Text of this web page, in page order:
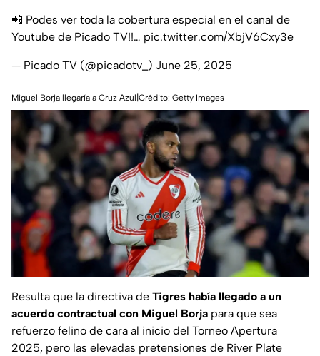
📲 Podes ver toda la cobertura especial en el canal de
Youtube de Picado TV!!… pic.twitter.com/XbjV6Cxy3e
— Picado TV (@picadotv_) June 25, 2025
Miguel Borja llegaría a Cruz Azul|Crédito: Getty Images
Resulta que la directiva de Tigres había llegado a un
acuerdo contractual con Miguel Borja para que sea
refuerzo felino de cara al inicio del Torneo Apertura
2025, pero las elevadas pretensiones de River Plate